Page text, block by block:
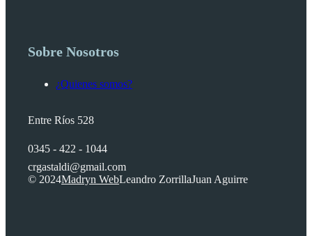
Sobre Nosotros
¿Quienes somos?
Entre Ríos 528
0345 - 422 - 1044
crgastaldi@gmail.com
© 2024Madryn WebLeandro ZorrillaJuan Aguirre